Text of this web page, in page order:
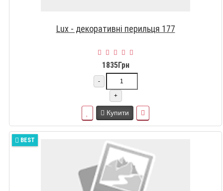
Lux - декоративні перильця 177
1835Грн
-
+
Купити
BEST